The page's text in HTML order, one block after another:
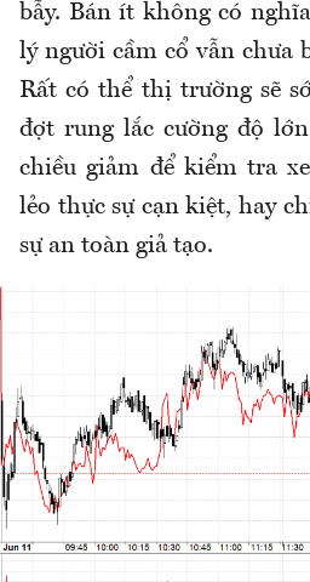
bẫy. Bán ít không có
lý người cầm cổ vẫn chưa
Rất có thể thị trường sẽ
đợt rung lắc cường độ
chiều giảm để kiểm tra
lẻo thực sự cạn kiệt, hay
sự an toàn giả tạo.